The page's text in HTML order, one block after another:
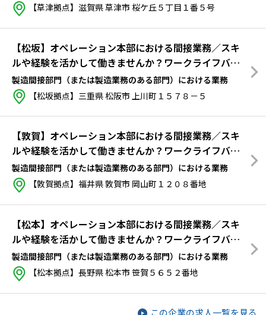
【草津拠点】滋賀県 草津市 桜ケ丘５丁目１番５号
【松坂】オペレーション本部における間接業務／スキ
ルや経験を活かして働きませんか？ワークライフバラ
ンス◎
製造間接部門（または製造業務のある部門）における業務
【松坂拠点】三重県 松阪市 上川町１５７８－５
【敦賀】オペレーション本部における間接業務／スキ
ルや経験を活かして働きませんか？ワークライフバラ
ンス◎
製造間接部門（または製造業務のある部門）における業務
【敦賀拠点】福井県 敦賀市 岡山町１２０８番地
【松本】オペレーション本部における間接業務／スキ
ルや経験を活かして働きませんか？ワークライフバラ
ンス◎
製造間接部門（または製造業務のある部門）における業務
【松本拠点】長野県 松本市 笹賀５６５２番地
この企業の求人一覧を見る